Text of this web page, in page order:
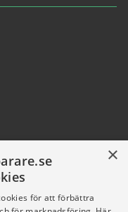
×
för att förbättra